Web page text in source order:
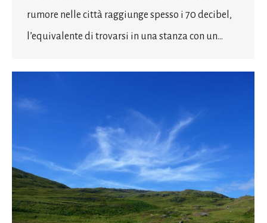
rumore nelle città raggiunge spesso i 70 decibel,
l’equivalente di trovarsi in una stanza con un…